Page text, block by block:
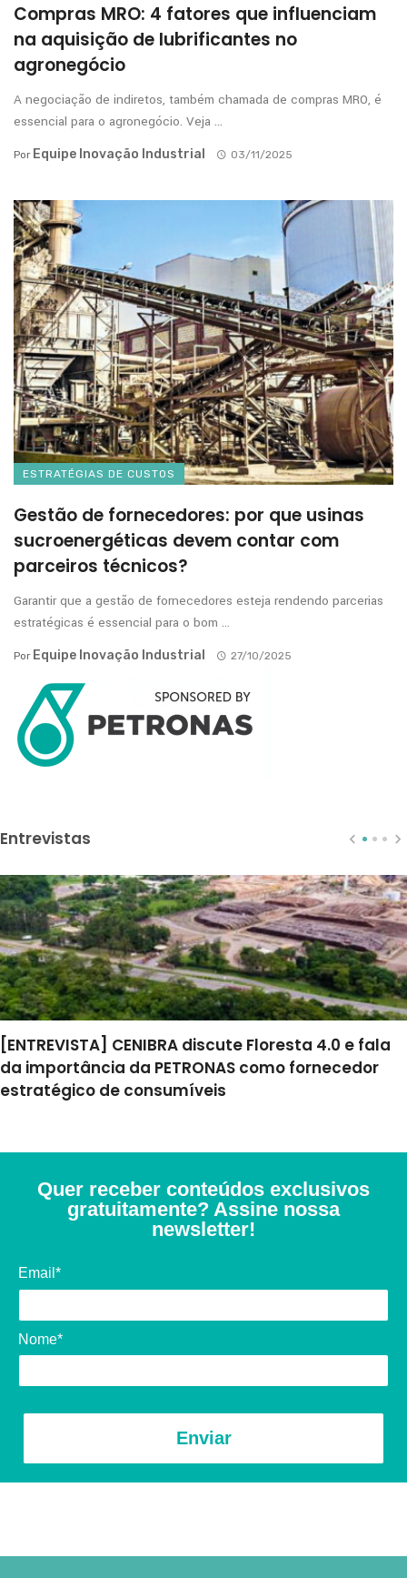
Compras MRO: 4 fatores que influenciam
na aquisição de lubrificantes no
agronegócio
A negociação de indiretos, também chamada de compras MRO, é
essencial para o agronegócio. Veja ...
Por Equipe Inovação Industrial 03/11/2025
ESTRATÉGIAS DE CUSTOS
Gestão de fornecedores: por que usinas
sucroenergéticas devem contar com
parceiros técnicos?
Garantir que a gestão de fornecedores esteja rendendo parcerias
estratégicas é essencial para o bom ...
Por Equipe Inovação Industrial 27/10/2025
Entrevistas
[ENTREVISTA] CENIBRA discute Floresta 4.0 e fala
da importância da PETRONAS como fornecedor
estratégico de consumíveis
Quer receber conteúdos exclusivos
gratuitamente? Assine nossa
newsletter!
Email*
Nome*
Enviar